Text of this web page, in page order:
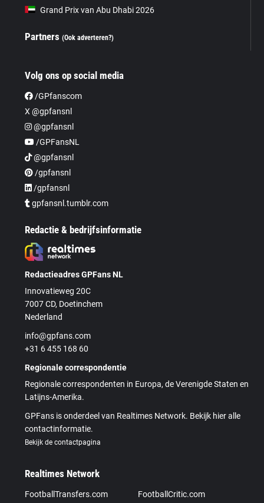
Grand Prix van Abu Dhabi 2026
Partners(Ook adverteren?)
Volg ons op social media
/GPfanscom
X @gpfansnl
@gpfansnl
/GPFansNL
@gpfansnl
/gpfansnl
/gpfansnl
gpfansnl.tumblr.com
Redactie & bedrijfsinformatie
Redactieadres GPFans NL
Innovatieweg 20C
7007 CD, Doetinchem
Nederland
info@gpfans.com
+31 6 455 168 60
Regionale correspondentie
Regionale correspondenten in Europa, de Verenigde Staten en
Latijns-Amerika.
GPFans is onderdeel van Realtimes Network. Bekijk hier alle
contactinformatie.
Bekijk de contactpagina
Realtimes Network
FootballTransfers.com FootballCritic.com